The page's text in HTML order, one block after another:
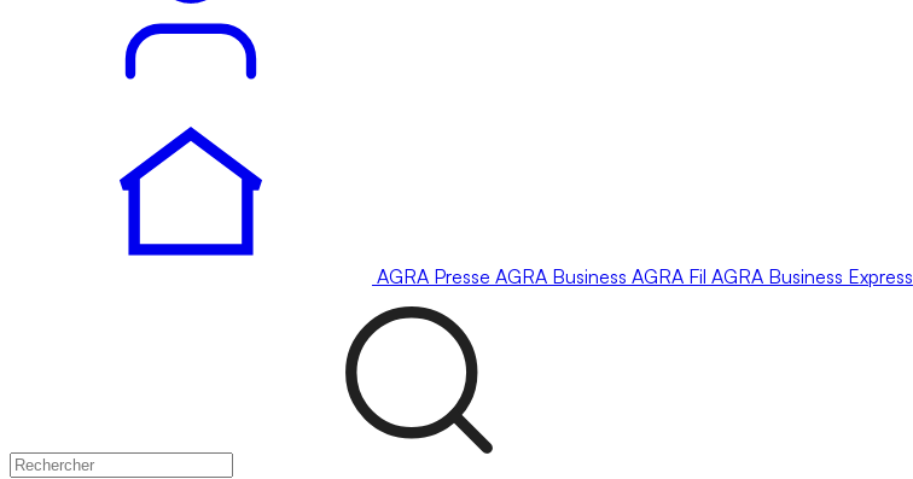
AGRA Presse AGRA Business AGRA Fil AGRA Business Express